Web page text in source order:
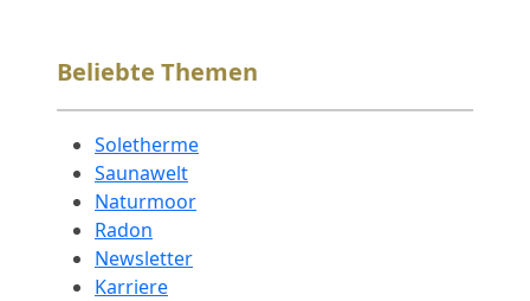
Beliebte Themen
Soletherme
Saunawelt
Naturmoor
Radon
Newsletter
Karriere